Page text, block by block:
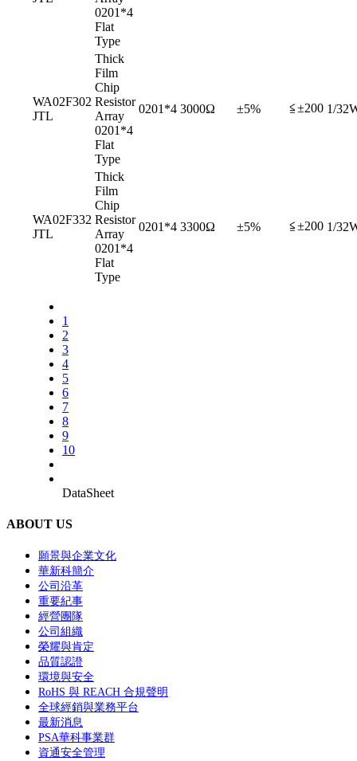
0201*4
Flat
Type
WA02F302
JTL
Thick
Film
Chip
Resistor
Array
0201*4
Flat
Type
0201*4 3000Ω ±5% ≦±200 1/
WA02F332
JTL
Thick
Film
Chip
Resistor
Array
0201*4
Flat
Type
0201*4 3300Ω ±5% ≦±200 1/
1
2
3
4
5
6
7
8
9
10
DataSheet
ABOUT US
願景與企業文化
華新科簡介
公司沿革
重要紀事
經營團隊
公司組織
榮耀與肯定
品質認證
環境與安全
RoHS 與 REACH 合規聲明
全球經銷與業務平台
最新消息
PSA華科事業群
資通安全管理